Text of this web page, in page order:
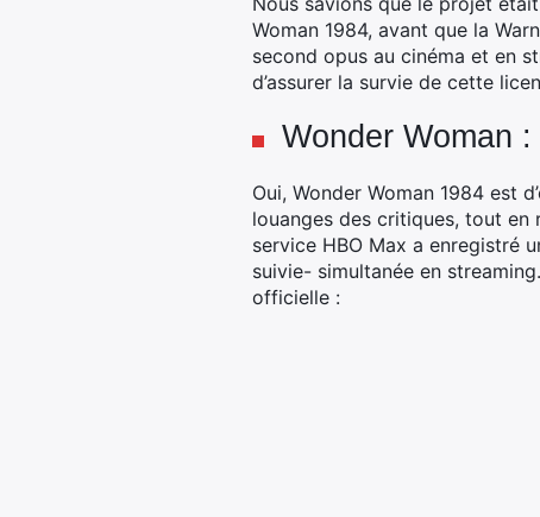
Woman 1984, avant que la
second opus au cinéma et en
d’assurer la survie de cette
Wonder Woman
Oui, Wonder Woman 1984 est
louanges des critiques, tout en
service HBO Max a enregistré
suivie- simultanée en
officielle :